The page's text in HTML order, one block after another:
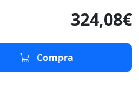
324,08€
Compra